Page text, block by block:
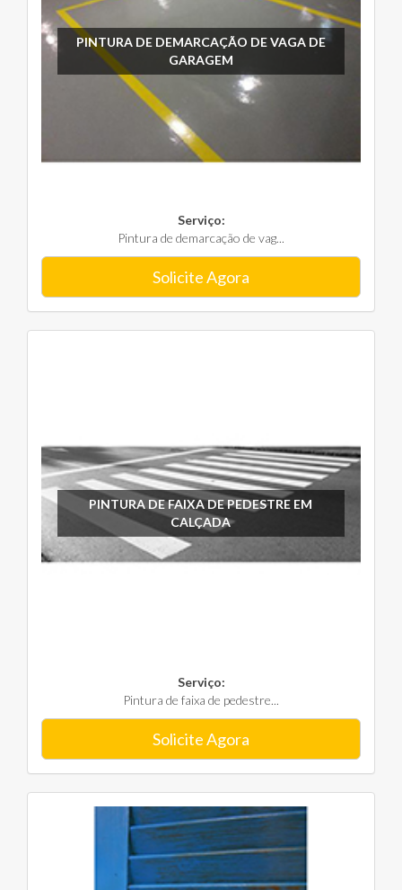
PINTURA DE DEMARCAÇÃO DE VAGA DE
GARAGEM
Serviço:
Pintura de demarcação de vag...
Solicite Agora
PINTURA DE FAIXA DE PEDESTRE EM
CALÇADA
Serviço:
Pintura de faixa de pedestre...
Solicite Agora